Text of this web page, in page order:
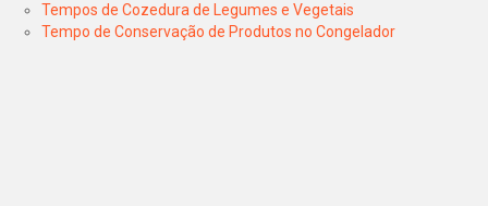
Tempos de Cozedura de Legumes e Vegetais
Tempo de Conservação de Produtos no Congelador